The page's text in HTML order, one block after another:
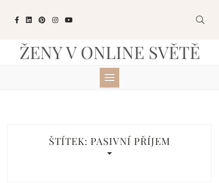
ŽENY V ONLINE SVĚTĚ
ŠTÍTEK: PASIVNÍ PŘÍJEM